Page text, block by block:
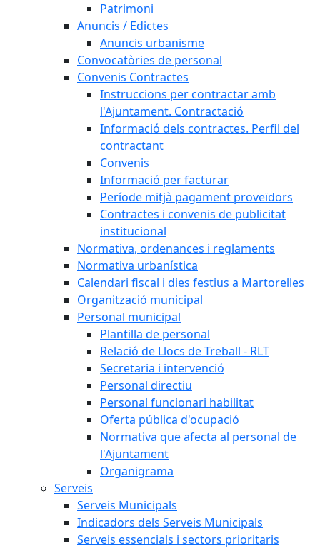
Patrimoni
Anuncis / Edictes
Anuncis urbanisme
Convocatòries de personal
Convenis Contractes
Instruccions per contractar amb
l'Ajuntament. Contractació
Informació dels contractes. Perfil del
contractant
Convenis
Informació per facturar
Període mitjà pagament proveïdors
Contractes i convenis de publicitat
institucional
Normativa, ordenances i reglaments
Normativa urbanística
Calendari fiscal i dies festius a Martorelles
Organització municipal
Personal municipal
Plantilla de personal
Relació de Llocs de Treball - RLT
Secretaria i intervenció
Personal directiu
Personal funcionari habilitat
Oferta pública d'ocupació
Normativa que afecta al personal de
l'Ajuntament
Organigrama
Serveis
Serveis Municipals
Indicadors dels Serveis Municipals
Serveis essencials i sectors prioritaris